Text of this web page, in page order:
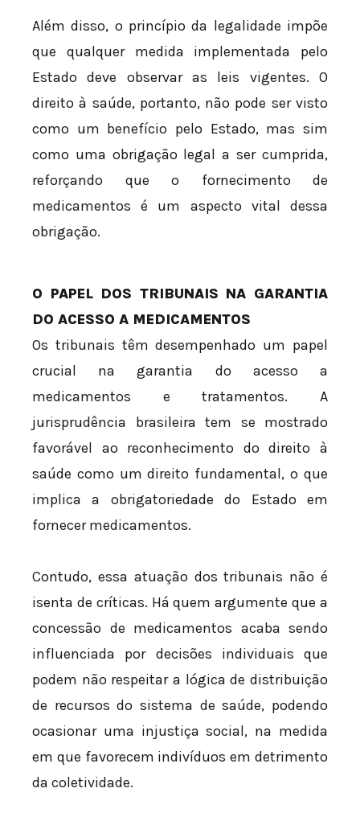
Além disso, o princípio da legalidade impõe
que qualquer medida implementada pelo
Estado deve observar as leis vigentes. O
direito à saúde, portanto, não pode ser visto
como um benefício pelo Estado, mas sim
como uma obrigação legal a ser cumprida,
reforçando que o fornecimento de
medicamentos é um aspecto vital dessa
obrigação.
O PAPEL DOS TRIBUNAIS NA GARANTIA
DO ACESSO A MEDICAMENTOS
Os tribunais têm desempenhado um papel
crucial na garantia do acesso a
medicamentos e tratamentos. A
jurisprudência brasileira tem se mostrado
favorável ao reconhecimento do direito à
saúde como um direito fundamental, o que
implica a obrigatoriedade do Estado em
fornecer medicamentos.
Contudo, essa atuação dos tribunais não é
isenta de críticas. Há quem argumente que a
concessão de medicamentos acaba sendo
influenciada por decisões individuais que
podem não respeitar a lógica de distribuição
de recursos do sistema de saúde, podendo
ocasionar uma injustiça social, na medida
em que favorecem indivíduos em detrimento
da coletividade.